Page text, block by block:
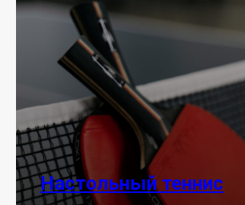
Настольный теннис